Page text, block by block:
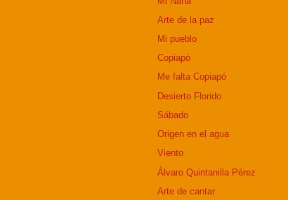
Arte de la paz
Mi pueblo
Copiapó
Me falta Copiapó
Desierto Florido
Sábado
Origen en el agua
Viento
Álvaro Quintanilla Pérez
Arte de cantar